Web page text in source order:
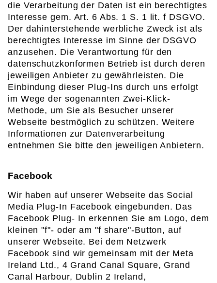
die Verarbeitung der Daten ist ein berechtigtes
Interesse gem. Art. 6 Abs. 1 S. 1 lit. f DSGVO.
Der dahinterstehende werbliche Zweck ist als
berechtigtes Interesse im Sinne der DSGVO
anzusehen. Die Verantwortung für den
datenschutzkonformen Betrieb ist durch deren
jeweiligen Anbieter zu gewährleisten. Die
Einbindung dieser Plug-Ins durch uns erfolgt
im Wege der sogenannten Zwei-Klick-
Methode, um Sie als Besucher unserer
Webseite bestmöglich zu schützen. Weitere
Informationen zur Datenverarbeitung
entnehmen Sie bitte den jeweiligen Anbietern.
Facebook
Wir haben auf unserer Webseite das Social
Media Plug-In Facebook eingebunden. Das
Facebook Plug- In erkennen Sie am Logo, dem
kleinen "f"- oder am "f share"-Button, auf
unserer Webseite. Bei dem Netzwerk
Facebook sind wir gemeinsam mit der Meta
Ireland Ltd., 4 Grand Canal Square, Grand
Canal Harbour, Dublin 2 Ireland,